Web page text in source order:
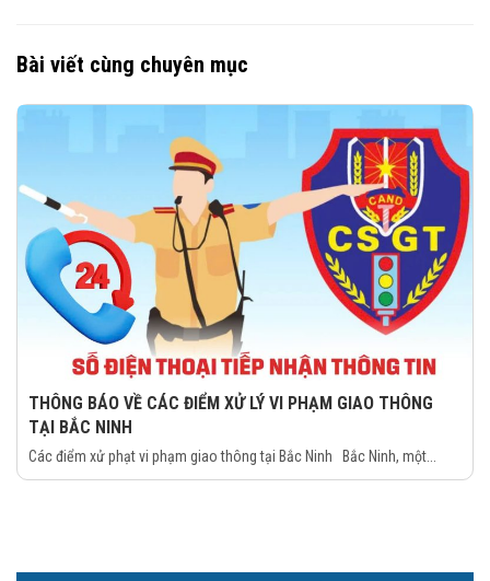
Bài viết cùng chuyên mục
THÔNG BÁO VỀ CÁC ĐIỂM XỬ LÝ VI PHẠM GIAO THÔNG
TẠI BẮC NINH
Các điểm xử phạt vi phạm giao thông tại Bắc Ninh Bắc Ninh, một...